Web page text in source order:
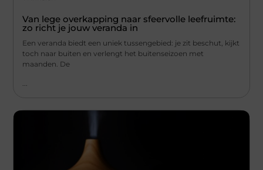
Van lege overkapping naar sfeervolle leefruimte:
zo richt je jouw veranda in
Een veranda biedt een uniek tussengebied: je zit beschut, kijkt
toch naar buiten en verlengt het buitenseizoen met
maanden. De